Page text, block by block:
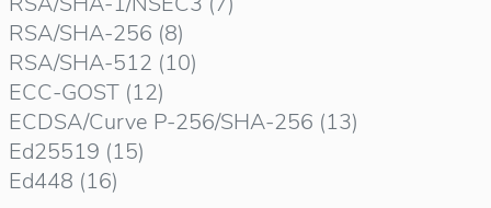
RSA/SHA-256 (8)
RSA/SHA-512 (10)
ECC-GOST (12)
ECDSA/Curve P-256/SHA-256 (13)
Ed25519 (15)
Ed448 (16)